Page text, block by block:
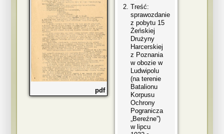
pdf
Treść:
sprawozdanie
z pobytu 15
Żeńskiej
Drużyny
Harcerskiej
z Poznania
w obozie w
Ludwipolu
(na terenie
Batalionu
Korpusu
Ochrony
Pogranicza
„Bereźne”)
w lipcu